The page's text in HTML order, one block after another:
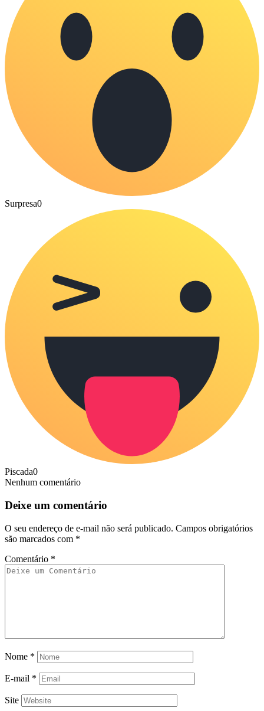
Surpresa0
Piscada0
Nenhum comentário
Deixe um comentário
O seu endereço de e-mail não será publicado. Campos obrigatórios
são marcados com *
Comentário *
Nome *
E-mail *
Site